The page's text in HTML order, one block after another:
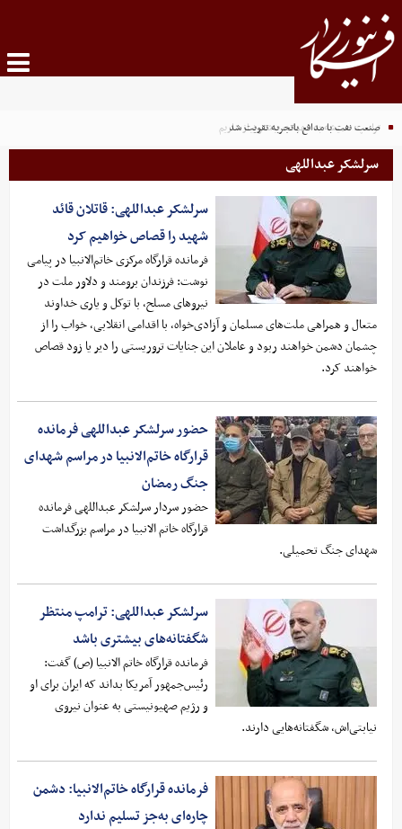
ترامپ: همیشه به مهمات بیشتر نیاز داریم
صنعت نفت با مدافع باتجربه تقویت شد
سرلشکر عبداللهی
سرلشکر عبداللهی: قاتلان قائد
شهید را قصاص خواهیم کرد
فرمانده قرارگاه مرکزی خاتم‌الانبیا در پیامی
نوشت: فرزندان برومند و دلاور ملت در
نیروهای مسلح، با توکل و یاری خداوند
متعال و همراهی ملت‌های مسلمان و آزادی‌خواه، با اقدامی انقلابی، خواب را از
چشمان دشمن خواهند ربود و عاملان این جنایات تروریستی را دیر یا زود قصاص
خواهند کرد.
حضور سرلشکر عبداللهی فرمانده
قرارگاه خاتم‌الانبیا در مراسم شهدای
جنگ رمضان
حضور سردار سرلشکر عبداللهی فرمانده
قرارگاه خاتم الانبیا در مراسم بزرگداشت
شهدای جنگ تحمیلی.
سرلشکر عبداللهی: ترامپ منتظر
شگفتانه‌های بیشتری باشد
فرمانده قرارگاه خاتم الانبیا (ص) گفت:
رئیس‌جمهور آمریکا بداند که ایران برای او
و رژیم صهیونیستی به عنوان نیروی
نیابتی‌اش، شگفتانه‌هایی دارند.
فرمانده قرارگاه خاتم‌الانبیا: دشمن
چاره‌ای به‌جز تسلیم ندارد